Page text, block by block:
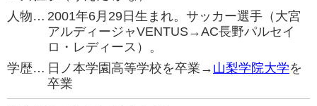
人物… 2001年6月29日生まれ。サッカー選手（大宮
アルディージャVENTUS→AC長野パルセイ
ロ・レディース）。
学歴… 日ノ本学園高等学校を卒業→ 山梨学院大学を
卒業